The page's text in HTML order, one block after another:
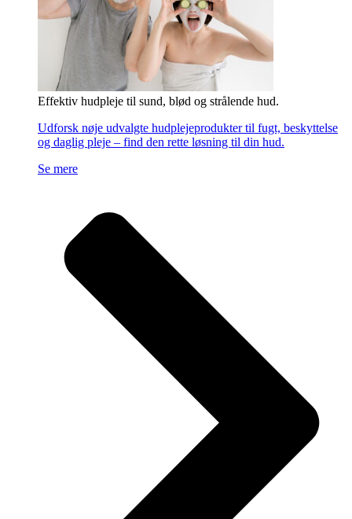
Effektiv hudpleje til sund, blød og strålende hud.
Udforsk nøje udvalgte hudplejeprodukter til fugt, beskyttelse
og daglig pleje – find den rette løsning til din hud.
Se mere